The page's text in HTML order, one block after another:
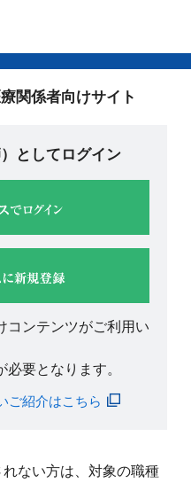
関係者向けサイト
としてログイン
コンテンツがご利用い
必要となります。
ご紹介はこちら
ない方は、対象の職種